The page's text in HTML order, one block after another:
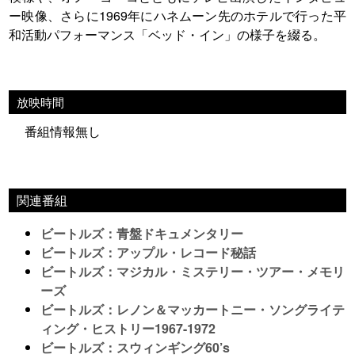
ー映像、さらに1969年にハネムーン先のホテルで行った平
和活動パフォーマンス「ベッド・イン」の様子を綴る。
放映時間
番組情報無し
関連番組
ビートルズ：青盤ドキュメンタリー
ビートルズ：アップル・レコード秘話
ビートルズ：マジカル・ミステリー・ツアー・メモリ
ーズ
ビートルズ：レノン＆マッカートニー・ソングライテ
ィング・ヒストリー1967-1972
ビートルズ：スウィンギング60’s